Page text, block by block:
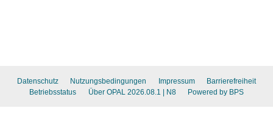
Datenschutz Nutzungsbedingungen Impressum
Barrierefreiheit
Betriebsstatus
Über OPAL 2026.08.1 | N8 Powered by BPS